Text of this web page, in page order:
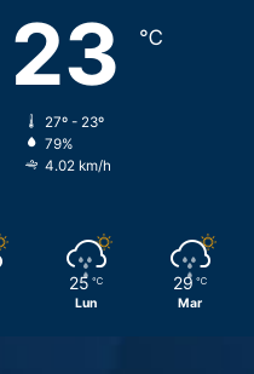
23 ℃
27º - 23º
79%
4.02 km/h
25 ℃
Lun
29 ℃
Mar